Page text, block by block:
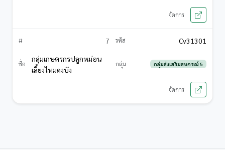
7
Cv31301
กลุ่มเกษตรกรปลูกหม่อน
เลี้ยงไหมดงบัง
กลุ่มส่งเสริมสหกรณ์ 5